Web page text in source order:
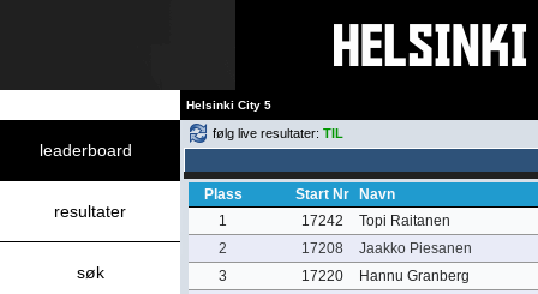
Helsinki City 5
leaderboard
resultater
søk
følg live resultater: TIL
Plass Start Nr
Navn
1
17242
Topi Raitanen
2
17208
Jaakko Piesanen
3
17220
Hannu Granberg